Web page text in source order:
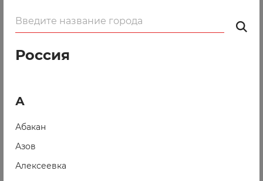
Россия
А
Абакан
Азов
Алексеевка